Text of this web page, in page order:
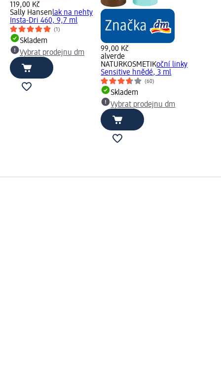
119,00 Kč
Sally Hansenlak na nehty
Insta-Dri 460, 9,7 ml
(1)
Skladem
Vybrat prodejnu dm
99,00 Kč
alverde
NATURKOSMETIKoční linky
Sensitive hnědé, 3 ml
(60)
Skladem
Vybrat prodejnu dm